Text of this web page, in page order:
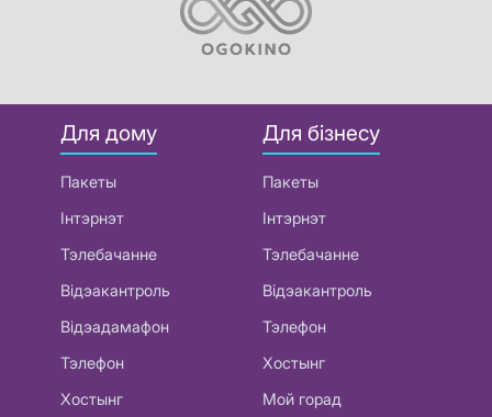
Для дому
Пакеты
Інтэрнэт
Тэлебачанне
Відэакантроль
Відэадамафон
Тэлефон
Хостынг
Для бізнесу
Пакеты
Інтэрнэт
Тэлебачанне
Відэакантроль
Тэлефон
Хостынг
Мой горад